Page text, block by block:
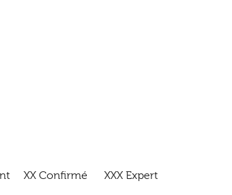
XX Confirmé XXX Expert